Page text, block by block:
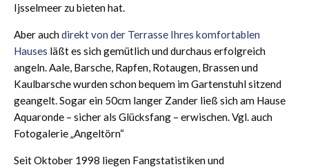
Ijsselmeer zu bieten hat.
Aber auchdirekt von der Terrasse Ihres komfortablen
Hauses läßt es sich gemütlich und durchaus erfolgreich
angeln. Aale, Barsche, Rapfen, Rotaugen, Brassen und
Kaulbarsche wurden schon bequem im Gartenstuhl sitzend
geangelt. Sogar ein 50cm langer Zander ließ sich am Hause
Aquaronde – sicher als Glücksfang – erwischen. Vgl. auch
Fotogalerie „Angeltörn“
Seit Oktober 1998 liegen Fangstatistiken und